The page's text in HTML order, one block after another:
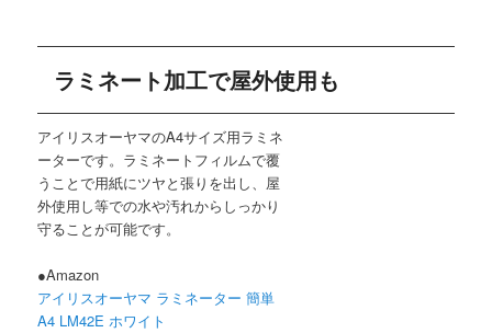
ラミネート加工で屋外使用も
アイリスオーヤマのA4サイズ用ラミネ
ーターです。ラミネートフィルムで覆
うことで用紙にツヤと張りを出し、屋
外使用し等での水や汚れからしっかり
守ることが可能です。
●Amazon
アイリスオーヤマ ラミネーター 簡単
A4 LM42E ホワイト